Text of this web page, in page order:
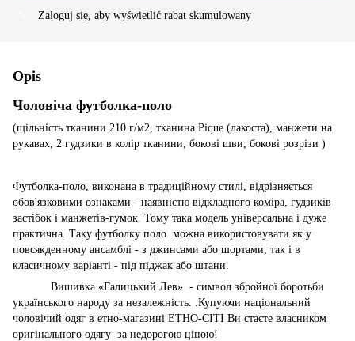
Zaloguj się , aby wyświetlić rabat skumulowany
Opis
Чоловіча футболка-поло
(щільність тканини 210 г/м2, тканина Pique (лакоста), манжети на
рукавах, 2 гудзики в колір тканини, бокові шви, бокові розрізи )
Футболка-поло, виконана в традиційному стилі, відрізняється
обов'язковими ознаками - наявністю вiдкладного коміра, гудзиків-
застібок і манжетів-гумок. Тому така модель універсальна і дуже
практична. Таку футболку поло можна використовувати як у
повсякденному ансамблі - з джинсами або шортами, так і в
класичному варіанті - під піджак або штани.
Вишивка «Галицький Лев» - символ збройної боротьби
українського народу за незалежність. .Купуючи національний
чоловічий одяг в етно-магазині ЕТНО-СІТІ Ви стаєте власником
оригінального одягу за недорогою ціною!